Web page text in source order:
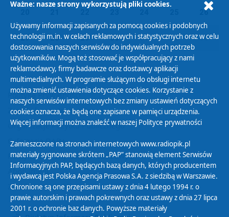
26
27 28 29 30 01 02 03
Polityka Prywatności
Zasady korzystania z Serwisu
Organizacje Pożytku Publicznego
Cyfryzacja DAB+
Polityka ochrony danych osobowych
Abonament
Zamówienia publiczne
Ważne: nasze strony wykorzystują pliki cookies.
Używamy informacji zapisanych za pomocą cookies i podobnych
technologii m.in. w celach reklamowych i statystycznych oraz w celu
dostosowania naszych serwisów do indywidualnych potrzeb
użytkowników. Mogą też stosować je współpracujący z nami
reklamodawcy, firmy badawcze oraz dostawcy aplikacji
multimedialnych. W programie służącym do obsługi internetu
można zmienić ustawienia dotyczące cookies. Korzystanie z
naszych serwisów internetowych bez zmiany ustawień dotyczących
cookies oznacza, że będą one zapisane w pamięci urządzenia.
Więcej informacji można znaleźć w naszej Polityce prywatności
Zamieszczone na stronach internetowych www.radiopik.pl
materiały sygnowane skrótem „PAP” stanowią element Serwisów
Informacyjnych PAP, będących bazą danych, których producentem
i wydawcą jest Polska Agencja Prasowa S.A. z siedzibą w Warszawie.
Chronione są one przepisami ustawy z dnia 4 lutego 1994 r. o
prawie autorskim i prawach pokrewnych oraz ustawy z dnia 27 lipca
2001 r. o ochronie baz danych. Powyższe materiały